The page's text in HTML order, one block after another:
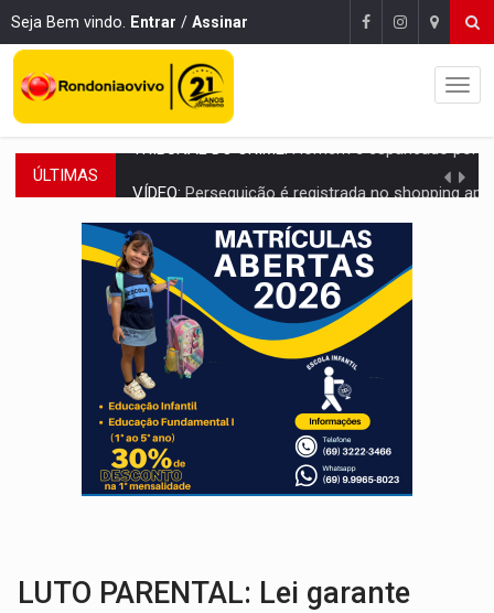
Seja Bem vindo. Entrar / Assinar
ÚLTIMAS Perseguição é registrada no shopping após colombiana furtar
LUDOPATIA:Apostas online começam a afetar produtividade e rotina
REFLORESTAMENTO: Plantar árvores não será mais suficiente para
OVNIS NA LUA:Cientistas alertam para possível base secreta no satélite
ACABOU COM PEUGEOT:Incêndio destrói carro que era rebocado para oficina
VÍDEO: Ladrão é filmado furtando moto na frente do bar
BOLSAS DE PESQUISA:Iniciativa Amazônia+10 lança chamada para fortalecer
MATERIAL: Brasil tem grandes reservas de urânio, mas produz pouco e
LUTO PARENTAL: Lei garante